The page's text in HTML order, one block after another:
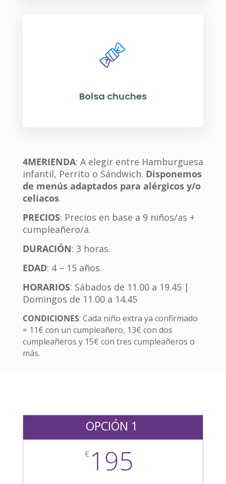
Bolsa chuches
4MERIENDA: A elegir entre Hamburguesa
infantil, Perrito o Sándwich. Disponemos
de menús adaptados para alérgicos y/o
celiacos.
PRECIOS: Precios en base a 9 niños/as +
cumpleañero/a.
DURACIÓN: 3 horas.
EDAD: 4 – 15 años.
HORARIOS: Sábados de 11.00 a 19.45 |
Domingos de 11.00 a 14.45
CONDICIONES: Cada niño extra ya confirmado
= 11€ con un cumpleañero, 13€ con dos
cumpleañeros y 15€ con tres cumpleañeros o
más.
OPCIÓN 1
€ 195